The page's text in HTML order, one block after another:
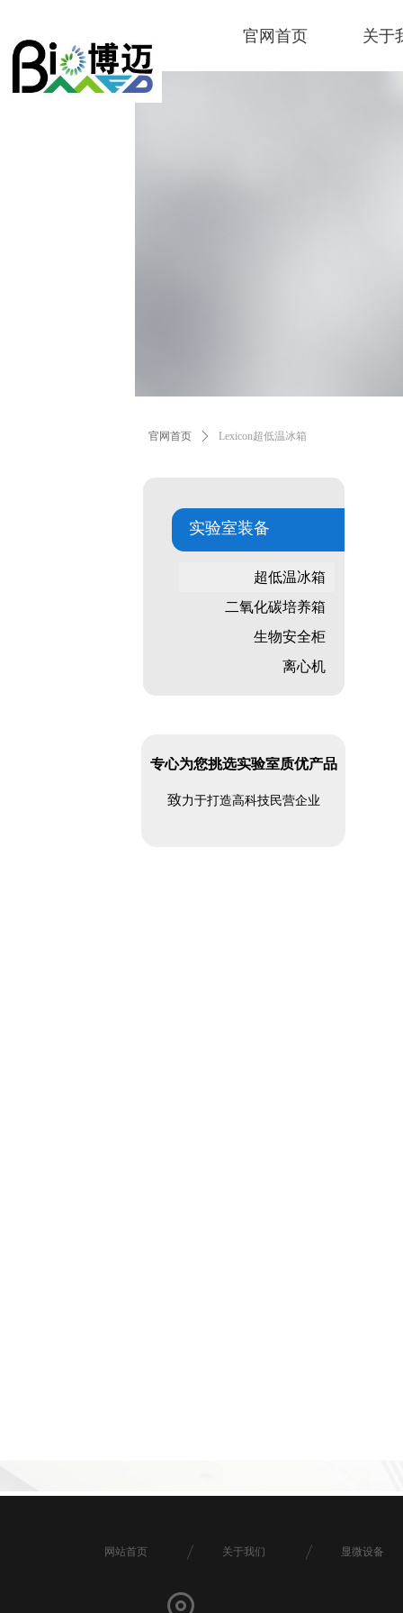
官网首页 关于
官网首页 ꄲ Lexicon超低温冰箱
Control Render
实验室装备
超低温冰箱
二氧化碳培养箱
生物安全柜
离心机
专心为您挑选实验室质优产品
致力于打造高科技民营企业
网站首页 关于我们 显微设备